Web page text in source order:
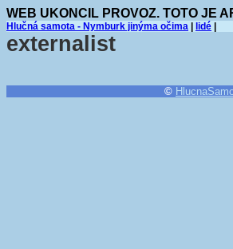
WEB UKONCIL PROVOZ. TOTO JE
Hlučná samota - Nymburk jinýma očima lidé
externalist
©